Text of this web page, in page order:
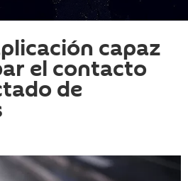
capaz
el contacto
de